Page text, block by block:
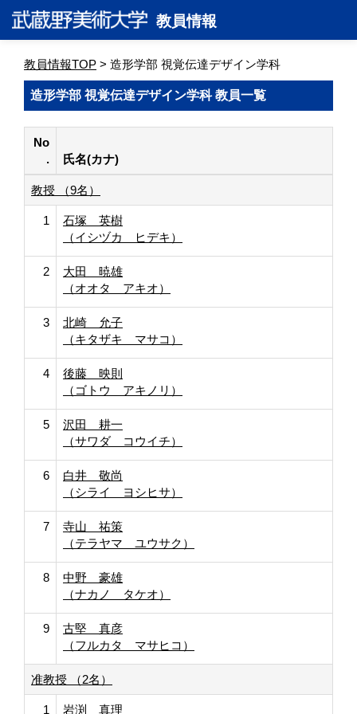
教員情報
教員情報TOP > 造形学部 視覚伝達デザイン学科
造形学部 視覚伝達デザイン学科 教員一覧
No
.
氏名(カナ)
教授 （9名）
1
石塚 英樹
（イシヅカ ヒデキ）
2
大田 暁雄
（オオタ アキオ）
3
北崎 允子
（キタザキ マサコ）
4
後藤 映則
（ゴトウ アキノリ）
5
沢田 耕一
（サワダ コウイチ）
6
白井 敬尚
（シライ ヨシヒサ）
7
寺山 祐策
（テラヤマ ユウサク）
8
中野 豪雄
（ナカノ タケオ）
9
古堅 真彦
（フルカタ マサヒコ）
准教授 （2名）
1 岩渕 真理